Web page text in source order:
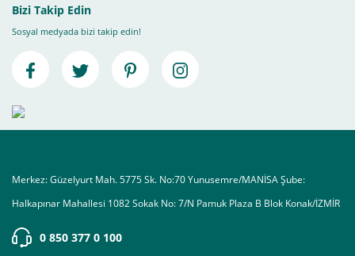
Bizi Takip Edin
Sosyal medyada bizi takip edin!
Merkez: Güzelyurt Mah. 5775 Sk. No:70 Yunusemre/MANİSA Şube:
Halkapınar Mahallesi 1082 Sokak No: 7/N Pamuk Plaza B Blok Konak/İZMİR
0 850 377 0 100